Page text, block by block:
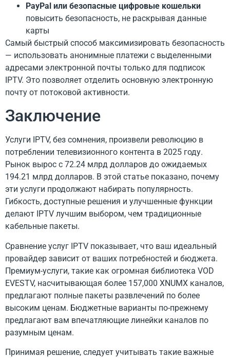
PayPal или безопасные цифровые кошельки
повысить безопасность, не раскрывая данные
карты
Самый быстрый способ максимизировать безопасность
— использовать анонимные платежи с выделенными
адресами электронной почты только для подписок
IPTV. Это позволяет отделить основную электронную
почту от потоковой активности.
Заключение
Услуги IPTV, без сомнения, произвели революцию в
потреблении телевизионного контента в 2025 году.
Рынок вырос с 72.24 млрд долларов до ожидаемых
194.21 млрд долларов. В этой статье показано, почему
эти услуги продолжают набирать популярность.
Гибкость, доступные решения и улучшенные функции
делают IPTV лучшим выбором, чем традиционные
кабельные пакеты.
Сравнение услуг IPTV показывает, что ваш идеальный
провайдер зависит от ваших потребностей и бюджета.
Премиум-услуги, такие как огромная библиотека VOD
EVESTV, насчитывающая более 157,000 XNUMX каналов,
предлагают полные пакеты развлечений по более
высоким ценам. Бюджетные варианты по-прежнему
предлагают вам впечатляющие линейки каналов по
разумным ценам.
Принимая решение, следует учитывать такие важные